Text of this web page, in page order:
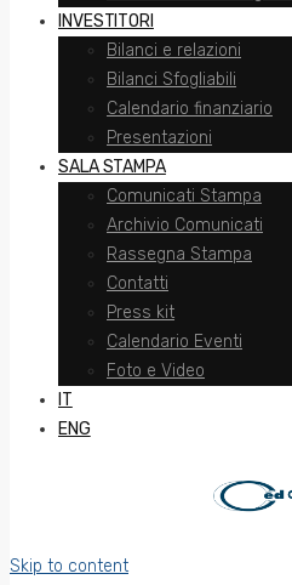
INVESTITORI
Bilanci e relazioni
Bilanci Sfogliabili
Calendario finanziario
Presentazioni
SALA STAMPA
Comunicati Stampa
Archivio Comunicati
Rassegna Stampa
Contatti
Press kit
Calendario Eventi
Foto e Video
IT
ENG
Skip to content